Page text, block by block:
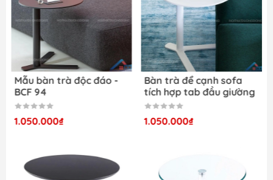
Mô tả chất liệu của bàn
Kích thước sản phẩm bàn cafe D50 mặt kính
cường lực -BCF 60
dụng cao, mang đến cho không gian nội thất của
Mẫu bàn trà độc đáo -
BCF 94
1.050.000₫
Bàn trà để cạnh sofa
tích hợp tab đầu giường
hình tròn -BCF 93
1.050.000₫